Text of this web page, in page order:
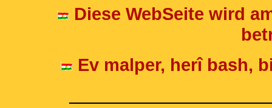
Diese WebSeite wird
Ev malper, herî bash,